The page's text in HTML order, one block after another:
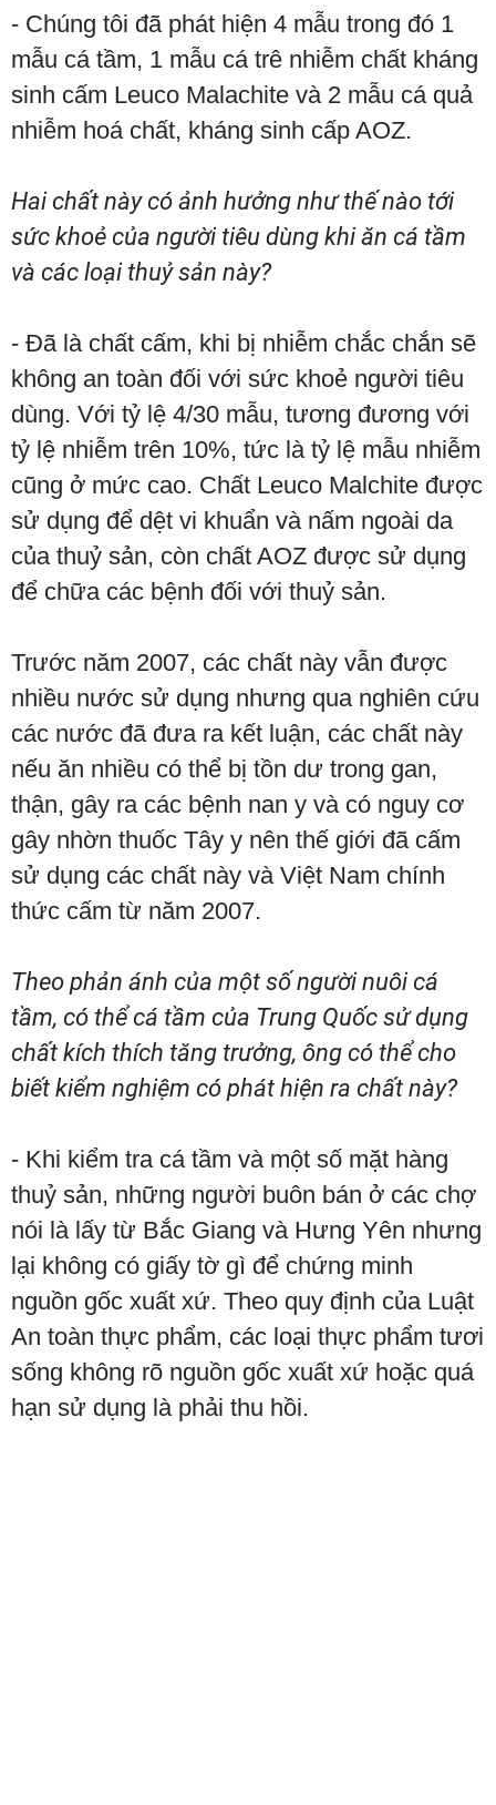
- Chúng tôi đã phát hiện 4 mẫu trong đó 1
mẫu cá tầm, 1 mẫu cá trê nhiễm chất kháng
sinh cấm Leuco Malachite và 2 mẫu cá quả
nhiễm hoá chất, kháng sinh cấp AOZ.
Hai chất này có ảnh hưởng như thế nào tới
sức khoẻ của người tiêu dùng khi ăn cá tầm
và các loại thuỷ sản này?
- Đã là chất cấm, khi bị nhiễm chắc chắn sẽ
không an toàn đối với sức khoẻ người tiêu
dùng. Với tỷ lệ 4/30 mẫu, tương đương với
tỷ lệ nhiễm trên 10%, tức là tỷ lệ mẫu nhiễm
cũng ở mức cao. Chất Leuco Malchite được
sử dụng để dệt vi khuẩn và nấm ngoài da
của thuỷ sản, còn chất AOZ được sử dụng
để chữa các bệnh đối với thuỷ sản.
Trước năm 2007, các chất này vẫn được
nhiều nước sử dụng nhưng qua nghiên cứu
các nước đã đưa ra kết luận, các chất này
nếu ăn nhiều có thể bị tồn dư trong gan,
thận, gây ra các bệnh nan y và có nguy cơ
gây nhờn thuốc Tây y nên thế giới đã cấm
sử dụng các chất này và Việt Nam chính
thức cấm từ năm 2007.
Theo phản ánh của một số người nuôi cá
tầm, có thể cá tầm của Trung Quốc sử dụng
chất kích thích tăng trưởng, ông có thể cho
biết kiểm nghiệm có phát hiện ra chất này?
- Khi kiểm tra cá tầm và một số mặt hàng
thuỷ sản, những người buôn bán ở các chợ
nói là lấy từ Bắc Giang và Hưng Yên nhưng
lại không có giấy tờ gì để chứng minh
nguồn gốc xuất xứ. Theo quy định của Luật
An toàn thực phẩm, các loại thực phẩm tươi
sống không rõ nguồn gốc xuất xứ hoặc quá
hạn sử dụng là phải thu hồi.